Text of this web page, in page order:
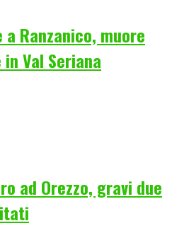
Ranzanico, muore
Val Seriana
ad Orezzo, gravi due